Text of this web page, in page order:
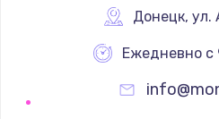
1600
Ремонт
Донецк, ул.
Ежедневно с